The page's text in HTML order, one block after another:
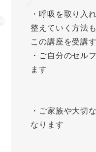
・呼吸を取り入
整えていく方法
この講座を受講
・ご自分のセル
ます
・ご家族や大切
なります